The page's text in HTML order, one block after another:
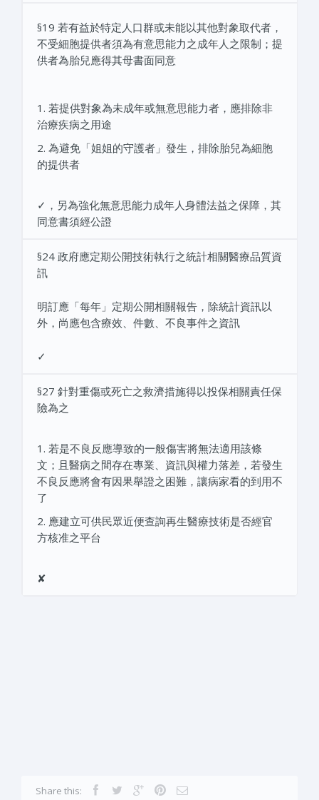
§19 若有益於特定人口群或未能以其他對象取代者，
不受細胞提供者須為有意思能力之成年人之限制；提
供者為胎兒應得其母書面同意
1. 若提供對象為未成年或無意思能力者，應排除非
治療疾病之用途
2. 為避免「姐姐的守護者」發生，排除胎兒為細胞
的提供者
✓，另為強化無意思能力成年人身體法益之保障，其
同意書須經公證
§24 政府應定期公開技術執行之統計相關醫療品質資
訊
明訂應「每年」定期公開相關報告，除統計資訊以
外，尚應包含療效、件數、不良事件之資訊
✓
§27 針對重傷或死亡之救濟措施得以投保相關責任保
險為之
1. 若是不良反應導致的一般傷害將無法適用該條
文；且醫病之間存在專業、資訊與權力落差，若發生
不良反應將會有因果舉證之困難，讓病家看的到用不
了
2. 應建立可供民眾近便查詢再生醫療技術是否經官
方核准之平台
✘
Share this: